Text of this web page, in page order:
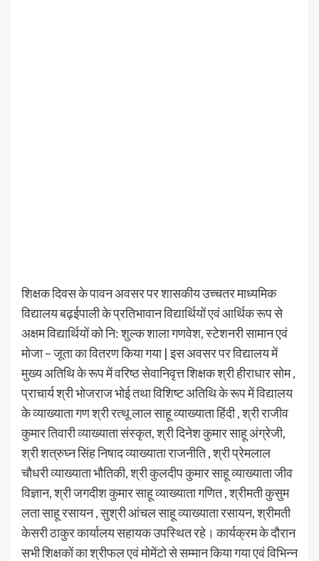
शिक्षक दिवस के पावन अवसर पर शासकीय उच्चतर माध्यमिक
विद्यालय बढ़ईपाली के प्रतिभावान विद्यार्थियों एवं आर्थिक रूप से
अक्षम विद्यार्थियों को नि: शुल्क शाला गणवेश, स्टेशनरी सामान एवं
मोजा – जूता का वितरण किया गया | इस अवसर पर विद्यालय में
मुख्य अतिथि के रूप में वरिष्ठ सेवानिवृत्त शिक्षक श्री हीराधार सोम ,
प्राचार्य श्री भोजराज भोई तथा विशिष्ट अतिथि के रूप में विद्यालय
के व्याख्याता गण श्री रत्थू लाल साहू व्याख्याता हिंदी , श्री राजीव
कुमार तिवारी व्याख्याता संस्कृत, श्री दिनेश कुमार साहू अंग्रेजी,
श्री शत्रुघ्न सिंह निषाद व्याख्याता राजनीति , श्री प्रेमलाल
चौधरी व्याख्याता भौतिकी, श्री कुलदीप कुमार साहू व्याख्याता जीव
विज्ञान, श्री जगदीश कुमार साहू व्याख्याता गणित , श्रीमती कुसुम
लता साहू रसायन , सुश्री आंचल साहू व्याख्याता रसायन, श्रीमती
केसरी ठाकुर कार्यालय सहायक उपस्थित रहे। कार्यक्रम के दौरान
सभी शिक्षकों का श्रीफल एवं मोमेंटो से सम्मान किया गया एवं विभिन्न